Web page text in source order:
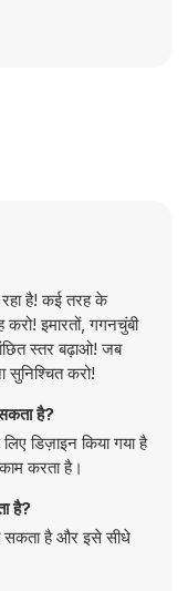
है! कई तरह के
करो! इमारतों, गगनचुंबी
स्तर बढ़ाओ! जब
करो!
है?
डिज़ाइन किया गया है
करता है।
है?
सकता है और इसे सीधे